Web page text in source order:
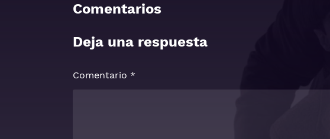
Comentarios
Deja una respuesta
Comentario *